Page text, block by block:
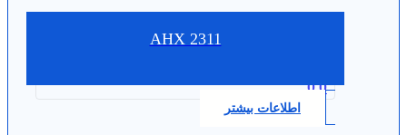
AHX 2311
0.0
اطلاعات بیشتر